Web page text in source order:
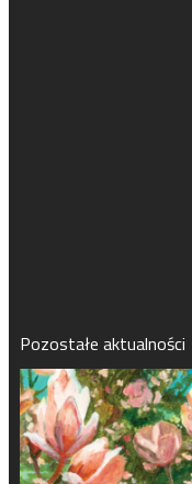
Pozostałe aktualności